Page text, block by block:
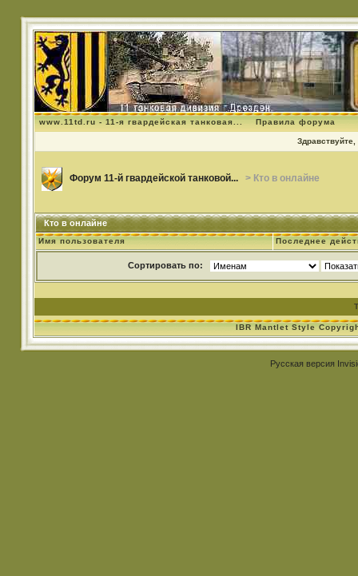
www.11td.ru - 11-я гвардейская танковая... Правила форума
Здравствуйте,
Форум 11-й гвардейской танковой... > Кто в онлайне
Кто в онлайне
Имя пользователя Последнее
Сортировать по:
IBR Mantlet Style
Русская версия